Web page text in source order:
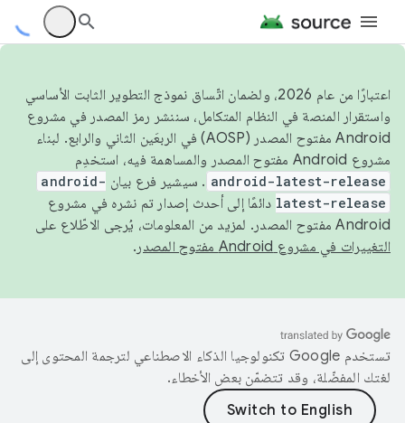
اعتبارًا من عام 2026، ولضمان اتّساق نموذج التطوير الثابت الأساسي
واستقرار المنصة في النظام المتكامل، سننشر رمز المصدر في مشروع
Android مفتوح المصدر (AOSP) في الربعَين الثاني والرابع. لبناء
مشروع Android مفتوح المصدر والمساهمة فيه، استخدِم
android-latest-release . سيشير فرع بيان android-
latest-release دائمًا إلى أحدث إصدار تم نشره في مشروع
Android مفتوح المصدر. لمزيد من المعلومات، يُرجى الاطّلاع على
التغييرات في مشروع Android مفتوح المصدر
.
تستخدم Google تكنولوجيا الذكاء الاصطناعي لترجمة المحتوى إلى
لغتك المفضّلة، وقد تتضمّن بعض الأخطاء.